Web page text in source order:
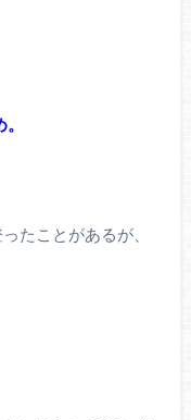
たことがあるが、